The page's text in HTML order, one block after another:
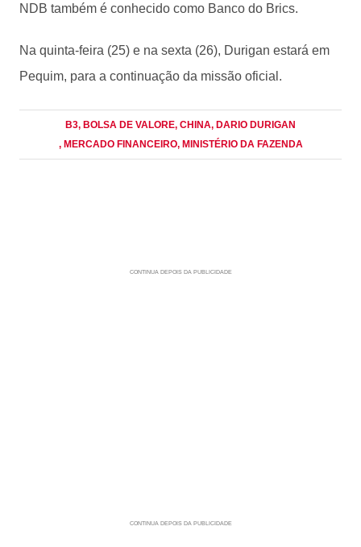
NDB também é conhecido como Banco do Brics.
Na quinta-feira (25) e na sexta (26), Durigan estará em
Pequim, para a continuação da missão oficial.
B3, BOLSA DE VALORE, CHINA, DARIO DURIGAN
, MERCADO FINANCEIRO, MINISTÉRIO DA FAZENDA